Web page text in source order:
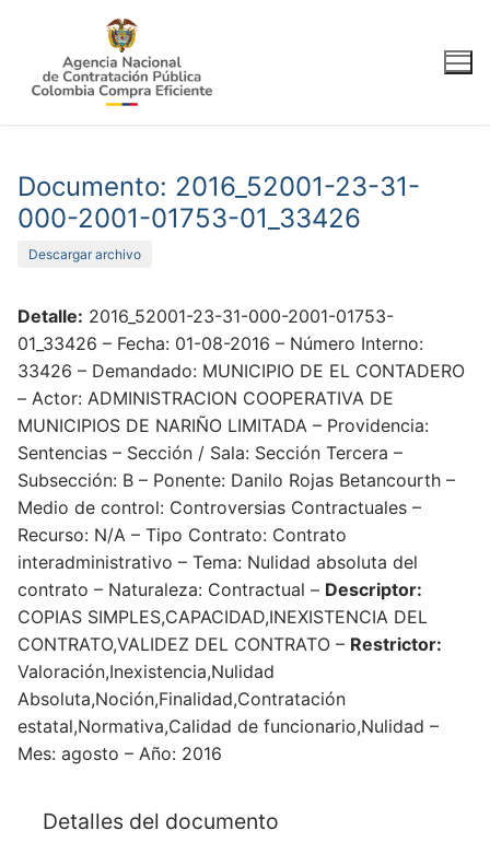
contenido
Documento: 2016_52001-23-31-
000-2001-01753-01_33426
Descargar archivo
Detalle: 2016_52001-23-31-000-2001-01753-
01_33426 – Fecha: 01-08-2016 – Número Interno:
33426 – Demandado: MUNICIPIO DE EL CONTADERO
– Actor: ADMINISTRACION COOPERATIVA DE
MUNICIPIOS DE NARIÑO LIMITADA – Providencia:
Sentencias – Sección / Sala: Sección Tercera –
Subsección: B – Ponente: Danilo Rojas Betancourth –
Medio de control: Controversias Contractuales –
Recurso: N/A – Tipo Contrato: Contrato
interadministrativo – Tema: Nulidad absoluta del
contrato – Naturaleza: Contractual – Descriptor:
COPIAS SIMPLES,CAPACIDAD,INEXISTENCIA DEL
CONTRATO,VALIDEZ DEL CONTRATO – Restrictor:
Valoración,Inexistencia,Nulidad
Absoluta,Noción,Finalidad,Contratación
estatal,Normativa,Calidad de funcionario,Nulidad –
Mes: agosto – Año: 2016
Detalles del documento